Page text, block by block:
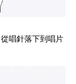
唱針落下到唱片